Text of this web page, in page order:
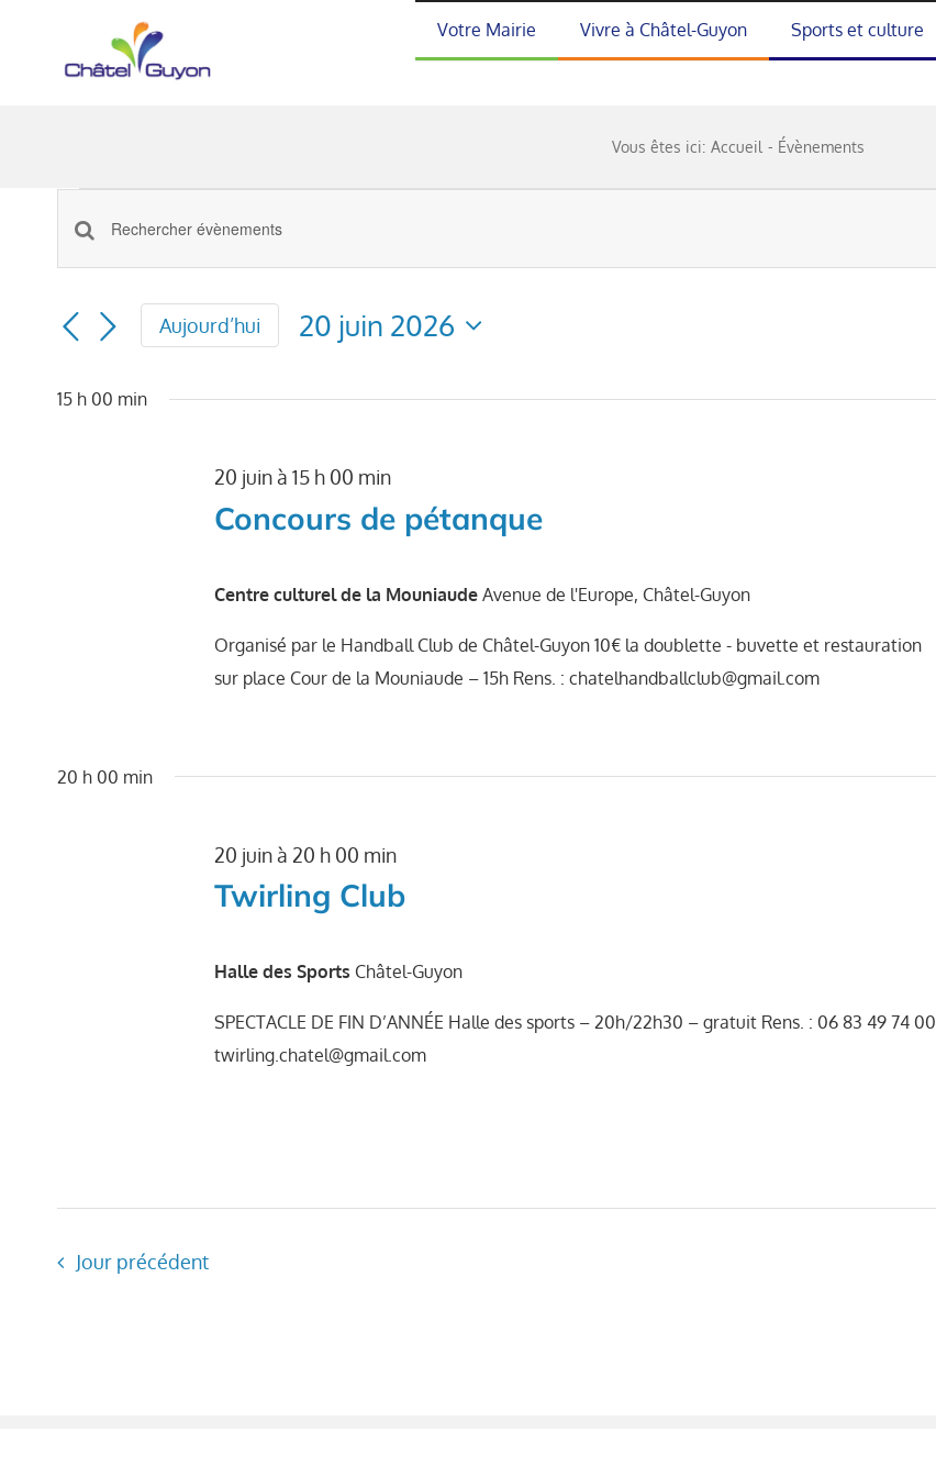
Votre Mairie Vivre à Châtel-Guyon Sports et culture
Vous êtes ici: Accueil Évènements
Évènements
for
20
Recherche
navigation
vues
Saisir
clé.
Rechercher
par
Aujourd’hui
20 juin 2026
date.
15 h 00 min
Concours de pétanque
20 juin à 15 h 00 min
Centre culturel de la MouniaudeAvenue de l'Europe, Châtel-Guyon
Organisé par le Handball Club de Châtel-Guyon 10€ la doublette - buvette et restauration
sur place Cour de la Mouniaude – 15h Rens. : chatelhandballclub@gmail.com
20 h 00 min
Twirling Club
20 juin à 20 h 00 min
Halle des Sports Châtel-Guyon
SPECTACLE DE FIN D’ANNÉE Halle des sports – 20h/22h30 – gratuit Rens. : 06 83 49 74 00
twirling.chatel@gmail.com
Jour précédent